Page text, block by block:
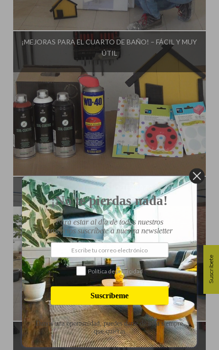
Influencer: Tu Taller de Bricolaje
¡MEJORAS PARA EL CUARTO DE BAÑO! – FÁCIL Y MUY
ÚTIL
RENOVAMOS LA TERRAZA
Influencer:Tu Taller de Bricolaje
CÓMO INSTALAR VIGAS DECORATIVAS
Suscríbete
¡No te pierdas nada!
Para estar al día de todos nuestros
proyectos suscríbete a nuestra newsletter
Política de privacidad
Suscríbeme
Danos una oportunidad, puedes darte de baja siempre
que quieras